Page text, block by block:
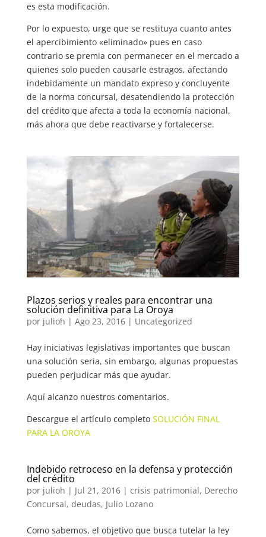
es esta modificación.
Por lo expuesto, urge que se restituya cuanto antes
el apercibimiento «eliminado» pues en caso
contrario se premia con permanecer en el mercado a
quienes solo pueden causarle estragos, afectando
indebidamente un mandato expreso y concluyente
de la norma concursal, desatendiendo la protección
del crédito que afecta a toda la economía nacional,
más ahora que debe reactivarse y fortalecerse.
Plazos serios y reales para encontrar una
solución definitiva para La Oroya
por julioh | Ago 23, 2016| Uncategorized
Hay iniciativas legislativas importantes que buscan
una solución seria, sin embargo, algunas propuestas
pueden perjudicar más que ayudar.
Aquí alcanzo nuestros comentarios.
Descargue el artículo completo SOLUCIÓN FINAL
PARA LA OROYA
Indebido retroceso en la defensa y protección
del crédito
por julioh | Jul 21, 2016| crisis patrimonial, Derecho
Concursal, deudas, Julio Lozano
Como sabemos, el objetivo que busca tutelar la ley